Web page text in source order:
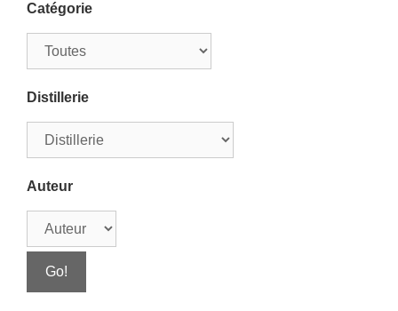
Catégorie
Distillerie
Auteur